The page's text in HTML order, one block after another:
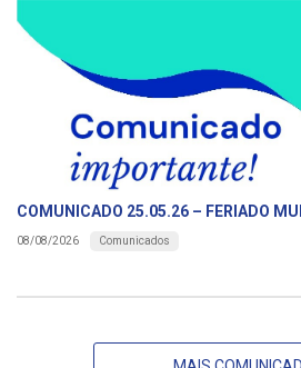
COMUNICADO 25.05.26 – FERIADO
08/08/2026 Comunicados